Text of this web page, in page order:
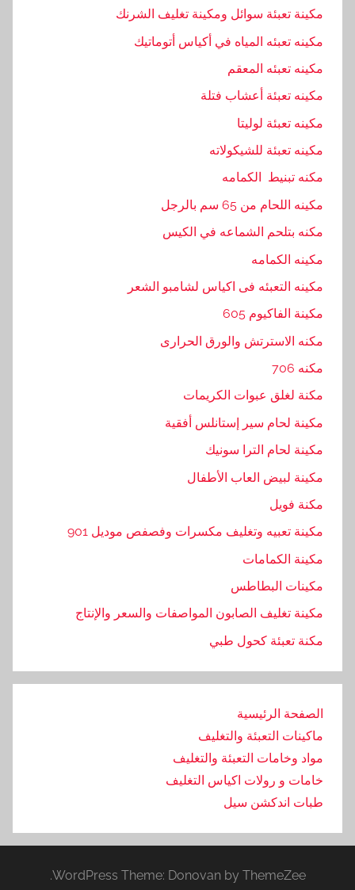
مكينة تعبئة سوائل ومكينة تغليف الشرنك
مكينه تعبئه المياه في أكياس أتوماتيك
مكينه تعبئه المعقم
مكينه تعبئة أعشاب فتلة
مكينه تعبئة لوليتا
مكينه تعبئة للشيكولاته
مكنه تبنيط الكمامه
مكينه اللحام من 65 سم بالرجل
مكنه بتلحم الشماعه في الكيس
مكينه الكمامه
مكينه التعبئه فى اكياس لشامبو الشعر
مكينة الفاكيوم 605
مكنه الاسترتش والورق الحرارى
مكنه 706
مكنة لغلق عبوات الكريمات
مكينة لحام سير إستانلس أفقية
مكينة لحام الترا سونيك
مكينة لبيض العاب الأطفال
مكنة فويل
مكينة تعبيه وتغليف مكسرات وفصفص موديل 901
مكينة الكمامات
مكينات البطاطس
مكينة تغليف الصابون المواصفات والسعر والإنتاج
مكنة تعبئة كحول طبي
الصفحة الرئيسية
ماكينات التعبئة والتغليف
مواد وخامات التعبئة والتغليف
خامات و رولات اكياس التغليف
طبات اندكشن سيل
WordPress Theme: Donovan by ThemeZee.